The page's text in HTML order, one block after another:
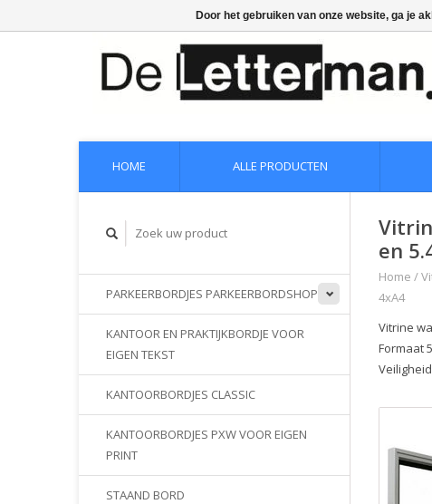
HOME ALLE PRODUCTEN
PARKEERBORDJES PARKEERBORDSHOP
KANTOOR EN PRAKTIJKBORDJE VOOR
EIGEN TEKST
KANTOORBORDJES CLASSIC
KANTOORBORDJES PXW VOOR EIGEN
PRINT
STAAND BORD
en
Home /
4xA4
Vitrine
Formaat
Door het gebruiken van onze website, ga je